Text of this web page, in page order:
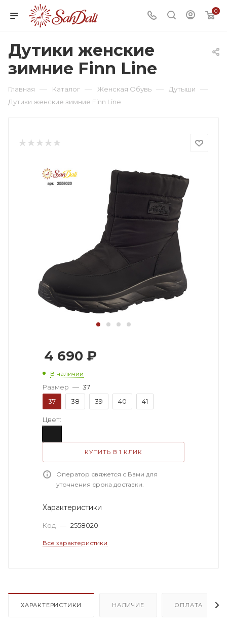
0
Дутики женские
зимние Finn Line
Главная — Каталог — Женская Обувь — Дутыши —
Дутики женские зимние Finn Line
4 690 ₽
В наличии
Размер — 37
37
38 39 40 41
Цвет:
КУПИТЬ В 1 КЛИК
Оператор свяжется с Вами для
уточнения срока доставки.
Характеристики
Код — 2558020
Все характеристики
ХАРАКТЕРИСТИКИ НАЛИЧИЕ ОПЛАТА